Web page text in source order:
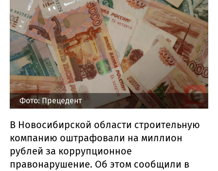
Фото: Прецедент
В Новосибирской области строительную
компанию оштрафовали на миллион
рублей за коррупционное
правонарушение. Об этом сообщили в